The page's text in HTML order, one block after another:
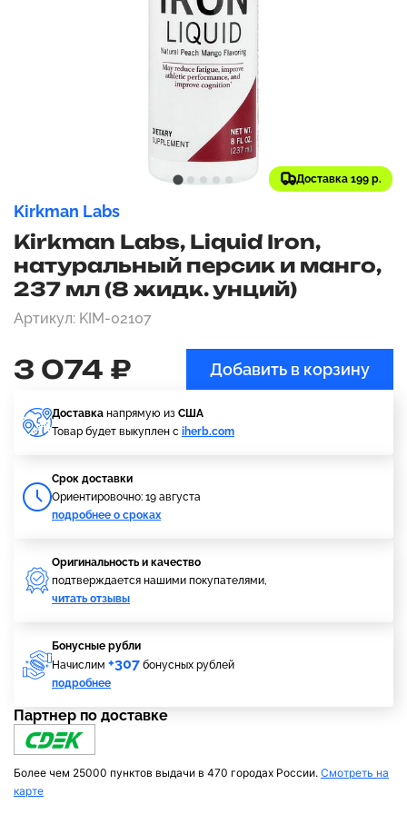
Доставка 199 р.
Kirkman Labs
Kirkman Labs, Liquid Iron,
натуральный персик и манго,
237 мл (8 жидк. унций)
Артикул: KIM-02107
3 074 ₽ Добавить в корзину
Доставка напрямую из США
Товар будет выкуплен с iherb.com
Cрок доставки
Ориентировочно: 19 августа
подробнее о сроках
Оригинальность и качество
подтверждается нашими покупателями,
читать отзывы
Бонусные рубли
Начислим +307 бонусных рублей
подробнее
Партнер по доставке
Более чем 25000 пунктов выдачи в 470 городах России. Смотреть на
карте